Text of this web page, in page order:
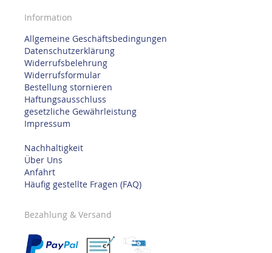
Information
Allgemeine Geschäftsbedingungen
Datenschutzerklärung
Widerrufsbelehrung
Widerrufsformular
Bestellung stornieren
Haftungsausschluss
gesetzliche Gewährleistung
Impressum
Nachhaltigkeit
Über Uns
Anfahrt
Häufig gestellte Fragen (FAQ)
Bezahlung & Versand